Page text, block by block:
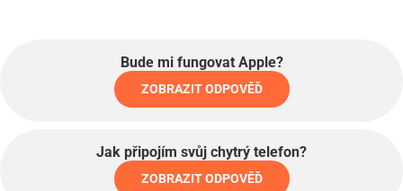
Bude mi fungovat Apple?
ZOBRAZIT ODPOVĚĎ
Jak připojím svůj chytrý telefon?
ZOBRAZIT ODPOVĚĎ